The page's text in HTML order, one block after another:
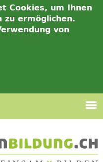
Cookies, um Ihnen
zu ermöglichen.
von